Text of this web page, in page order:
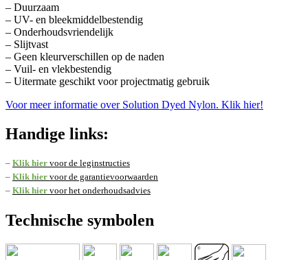
– Duurzaam
– UV- en bleekmiddelbestendig
– Onderhoudsvriendelijk
– Slijtvast
– Geen kleurverschillen op de naden
– Vuil- en vlekbestendig
– Uitermate geschikt voor projectmatig gebruik
Voor meer informatie over Solution Dyed Nylon. Klik hier!
Handige links:
– Klik hier voor de leginstructies
– Klik hier voor de garantievoorwaarden
– Klik hier voor het onderhoudsadvies
Technische symbolen